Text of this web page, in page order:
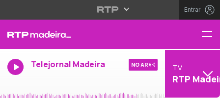
Entrar
Telejornal Madeira NO AR TV
RTP